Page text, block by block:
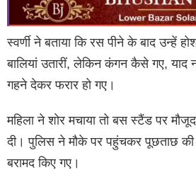
स्वर्णी ने बताया कि रस पीने के बाद उन्हें
बालियां उतारीं, लेकिन कंगन कैसे गए, याद
गहने देकर फरार हो गए।
महिला ने शोर मचाया तो बस स्टैंड पर
दी। पुलिस ने मौके पर पहुंचकर पूछताछ
बरामद किए गए।